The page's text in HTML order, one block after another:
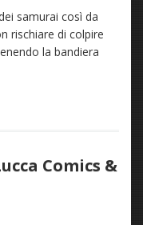
samurai così da
rischiare di colpire
la bandiera
Comics &